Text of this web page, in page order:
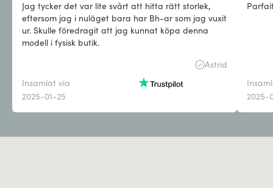
Jag tycker det var lite svårt att hitta rätt storlek,
eftersom jag i nuläget bara har Bh-ar som jag vuxit
ur. Skulle föredragit att jag kunnat köpa denna
modell i fysisk butik.
Astrid
Insamlat via
2025-01-25
2025-